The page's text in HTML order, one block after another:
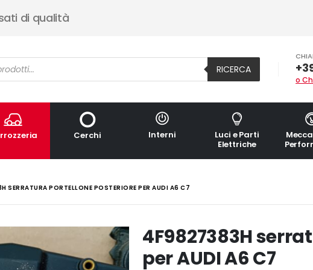
di qualità
RICERCA
o
Cerchi Interni
Luci e Parti
Elettriche
SERRATURA PORTELLONE POSTERIORE PER AUDI A6 C7
4F9827383H
per AUDI A6 C7